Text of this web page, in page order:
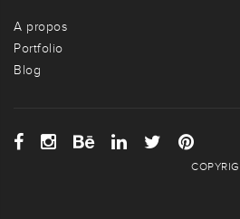
A propos
Portfolio
Blog